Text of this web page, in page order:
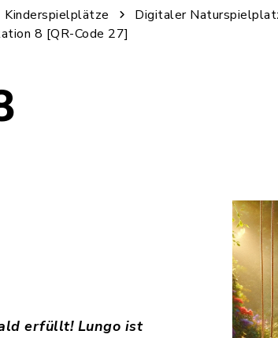
Kinderspielplätze
Digitaler
8 [QR-Code 27]
erfüllt! Lungo ist